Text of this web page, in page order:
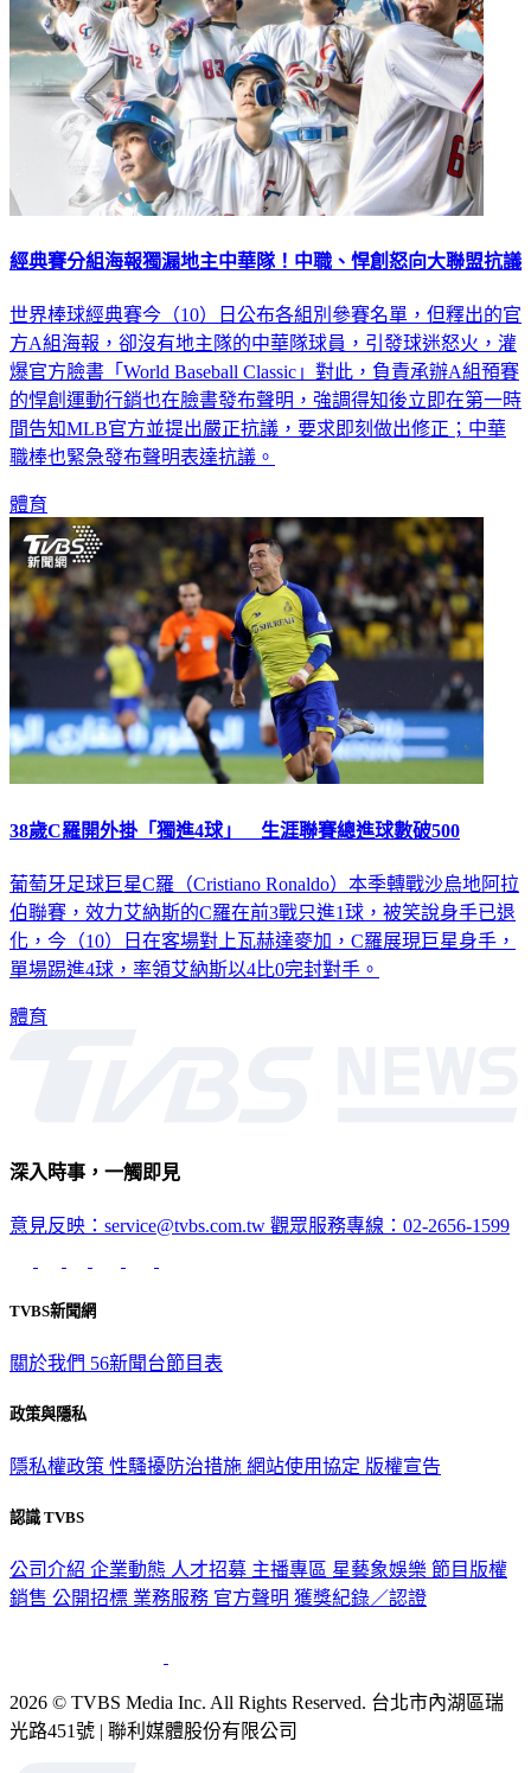
經典賽分組海報獨漏地主中華隊！中職、悍創怒向大聯盟抗議
世界棒球經典賽今（10）日公布各組別參賽名單，但釋出的官
方A組海報，卻沒有地主隊的中華隊球員，引發球迷怒火，灌
爆官方臉書「World Baseball Classic」對此，負責承辦A組預賽
的悍創運動行銷也在臉書發布聲明，強調得知後立即在第一時
間告知MLB官方並提出嚴正抗議，要求即刻做出修正；中華
職棒也緊急發布聲明表達抗議。
體育
38歲C羅開外掛「獨進4球」 生涯聯賽總進球數破500
葡萄牙足球巨星C羅（Cristiano Ronaldo）本季轉戰沙烏地阿拉
伯聯賽，效力艾納斯的C羅在前3戰只進1球，被笑說身手已退
化，今（10）日在客場對上瓦赫達麥加，C羅展現巨星身手，
單場踢進4球，率領艾納斯以4比0完封對手。
體育
深入時事，一觸即見
意見反映：service@tvbs.com.tw 觀眾服務專線：02-2656-1599
TVBS新聞網
關於我們 56新聞台節目表
政策與隱私
隱私權政策 性騷擾防治措施 網站使用協定 版權宣告
認識 TVBS
公司介紹 企業動態 人才招募 主播專區 星藝象娛樂 節目版權
銷售 公開招標 業務服務 官方聲明 獲獎紀錄／認證
2026 © TVBS Media Inc. All Rights Reserved. 台北市內湖區瑞
光路451號 | 聯利媒體股份有限公司